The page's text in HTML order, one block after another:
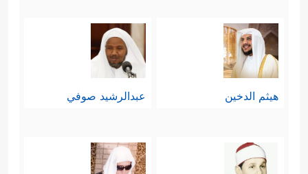
هيثم الدخين عبدالرشيد صوفي